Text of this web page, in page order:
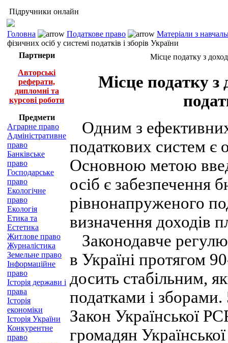
Підручники онлайн
Головна Податкове право
Матеріали з
фізичних осіб у системі податків і зборів України
Партнери
Авторські
реферати,
дипломні та
курсові роботи
Предмети
Аграрне право
Адміністративне
право
Банківське
право
Господарське
право
Екологічне
право
Екологія
Етика та
Естетика
Житлове право
Журналістика
Земельне право
Інформаційне
право
Історія держави і
права
Історія
економіки
Історія України
Конкурентне
право
Місце податку з
Місце податку з
Одним з
податкових систем є
Основною метою
осіб є забезпечення
рівнонапруженого
визначення доходів
Законодавче
в Україні протягом
досить стабільним,
податками і
Закон Української
громадян